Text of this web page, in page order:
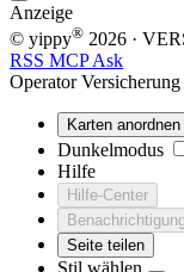
Anzeige
© yippy® 2026 ·
RSS MCPAsk
Operator Versicherung
Karten anordnen
Dunkelmodus
Hilfe
Hilfe-Center
Seite teilen
Stil wählen